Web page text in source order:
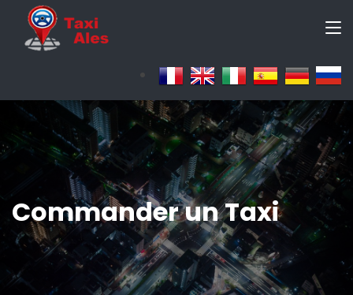
Commander un Taxi